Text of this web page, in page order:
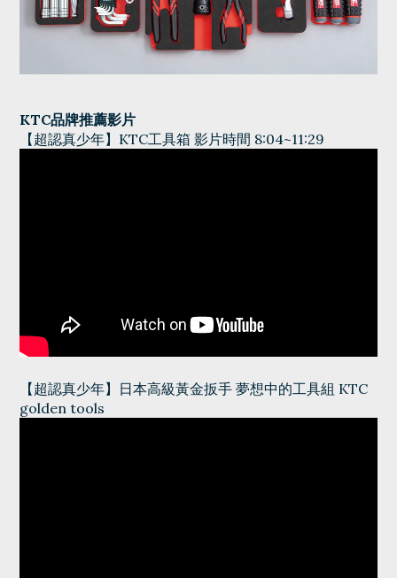
KTC品牌推薦影片
【超認真少年】KTC工具箱 影片時間 8:04~11:29
【超認真少年】 日本高級黃金扳手 夢想中的工具組 KTC
golden tools